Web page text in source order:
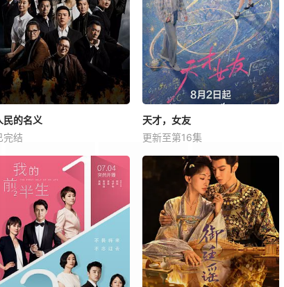
民的名义
完结
天才，女友
更新至第16集